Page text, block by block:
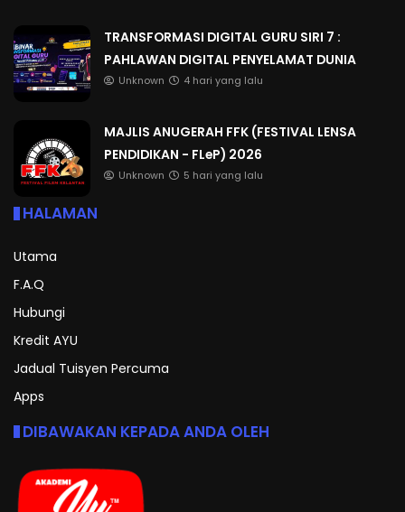
TRANSFORMASI DIGITAL GURU SIRI 7 :
PAHLAWAN DIGITAL PENYELAMAT DUNIA
Unknown 4 hari yang lalu
MAJLIS ANUGERAH FFK (FESTIVAL LENSA
PENDIDIKAN - FLeP) 2026
Unknown 5 hari yang lalu
HALAMAN
Utama
F.A.Q
Hubungi
Kredit AYU
Jadual Tuisyen Percuma
Apps
DIBAWAKAN KEPADA ANDA OLEH